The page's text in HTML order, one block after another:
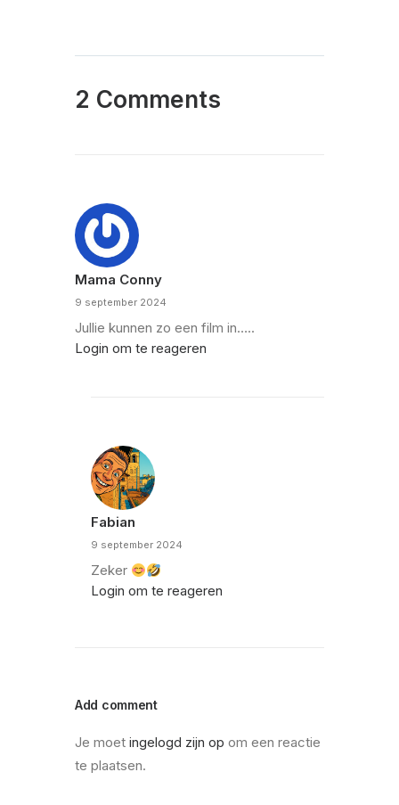
2 Comments
Mama Conny
9 september 2024
Jullie kunnen zo een film in…..
Login om te reageren
Fabian
9 september 2024
Zeker
Login om te reageren
Add comment
Je moet ingelogd zijn op om een reactie
te plaatsen.